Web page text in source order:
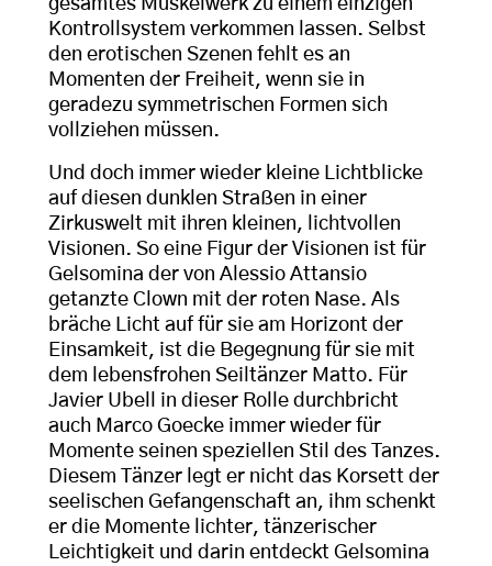
gesamtes Muskelwerk zu einem einzigen
Kontrollsystem verkommen lassen. Selbst
den erotischen Szenen fehlt es an
Momenten der Freiheit, wenn sie in
geradezu symmetrischen Formen sich
vollziehen müssen.
Und doch immer wieder kleine Lichtblicke
auf diesen dunklen Straßen in einer
Zirkuswelt mit ihren kleinen, lichtvollen
Visionen. So eine Figur der Visionen ist für
Gelsomina der von Alessio Attansio
getanzte Clown mit der roten Nase. Als
bräche Licht auf für sie am Horizont der
Einsamkeit, ist die Begegnung für sie mit
dem lebensfrohen Seiltänzer Matto. Für
Javier Ubell in dieser Rolle durchbricht
auch Marco Goecke immer wieder für
Momente seinen speziellen Stil des Tanzes.
Diesem Tänzer legt er nicht das Korsett der
seelischen Gefangenschaft an, ihm schenkt
er die Momente lichter, tänzerischer
Leichtigkeit und darin entdeckt Gelsomina